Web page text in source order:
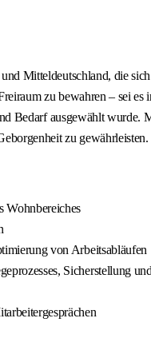
Mitteldeutschland, die
zu bewahren – sei
Bedarf ausgewählt
zu gewährleisten.
Wohnbereiches
von Arbeitsabläufen
Sicherstellung